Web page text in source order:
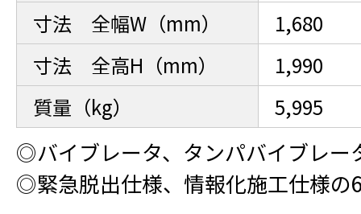
寸法 全幅W（mm）
1,680
寸法 全高H（mm）
1,990
質量（kg）
5,995
◎バイブレータ、タンパバイブレー
◎緊急脱出仕様、情報化施工仕様の